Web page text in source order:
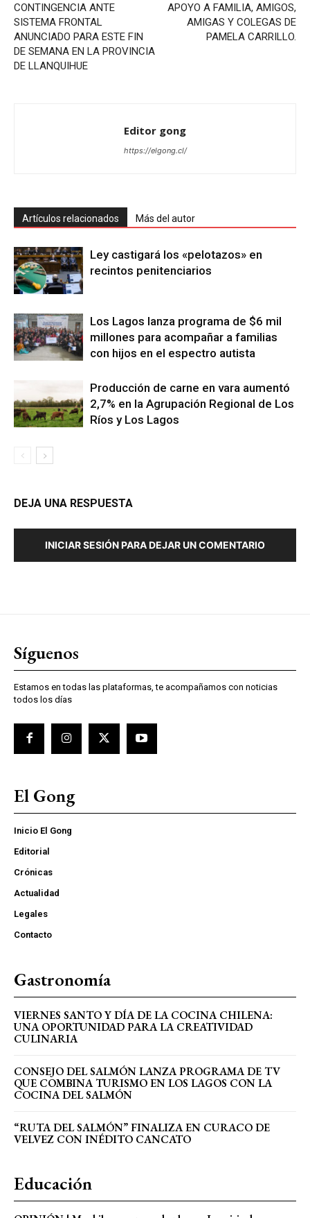
CONTINGENCIA ANTE
SISTEMA FRONTAL
ANUNCIADO PARA ESTE FIN
DE SEMANA EN LA PROVINCIA
DE LLANQUIHUE
APOYO A FAMILIA, AMIGOS,
AMIGAS Y COLEGAS DE
PAMELA CARRILLO.
Editor gong
https://elgong.cl/
Artículos relacionados Más del autor
Ley castigará los «pelotazos» en
recintos penitenciarios
Los Lagos lanza programa de $6 mil
millones para acompañar a familias
con hijos en el espectro autista
Producción de carne en vara aumentó
2,7% en la Agrupación Regional de Los
Ríos y Los Lagos
DEJA UNA RESPUESTA
INICIAR SESIÓN PARA DEJAR UN COMENTARIO
Síguenos
Estamos en todas las plataformas, te acompañamos con noticias
todos los días
El Gong
Inicio El Gong
Editorial
Crónicas
Actualidad
Legales
Contacto
Gastronomía
VIERNES SANTO Y DÍA DE LA COCINA CHILENA:
UNA OPORTUNIDAD PARA LA CREATIVIDAD
CULINARIA
CONSEJO DEL SALMÓN LANZA PROGRAMA DE TV
QUE COMBINA TURISMO EN LOS LAGOS CON LA
COCINA DEL SALMÓN
“RUTA DEL SALMÓN” FINALIZA EN CURACO DE
VELVEZ CON INÉDITO CANCATO
Educación